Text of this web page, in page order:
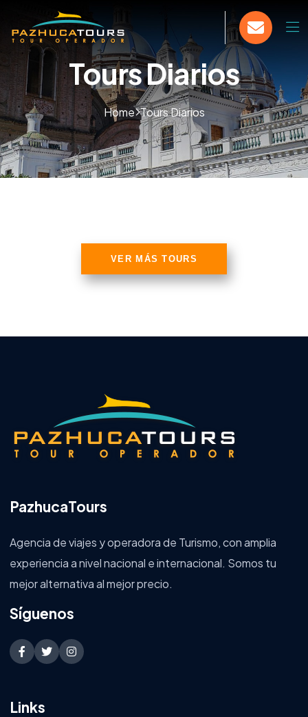
Tours Diarios
Home Tours Diarios
VER MÁS TOURS
PazhucaTours
Agencia de viajes y operadora de Turismo, con amplia
experiencia a nivel nacional e internacional. Somos tu
mejor alternativa al mejor precio.
Síguenos
Links